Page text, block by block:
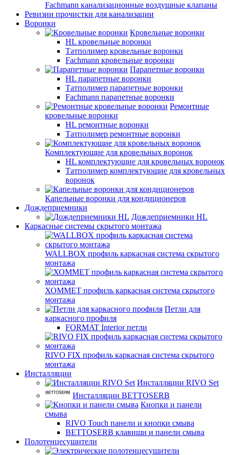
Fachmann канализационные воздушные клапаны
Ревизии прочистки для канализации
Воронки
Кровельные воронки
HL кровельные воронки
Татполимер кровельные воронки
Fachmann кровельные воронки
Парапетные воронки
HL парапетные воронки
Татполимер парапетные воронки
Fachmann парапетные воронки
Ремонтные
кровельные воронки
HL ремонтные воронки
Татполимер ремонтные воронки
Комплектующие для кровельных воронок
HL комплектующие для кровельных воронок
Татполимер комплектующие для кровельных
воронок
Капельные воронки для кондиционеров
Дождеприемники
Дождеприемники HL
Каркасные системы скрытого монтажа
WALLBOX профиль каркасная система скрытого
монтажа
ХОММЕТ профиль каркасная система скрытого
монтажа
Петли для
каркасного профиля
FORMAT Interior петли
RIVO FIX профиль каркасная система скрытого
монтажа
Инсталляции
Инсталляции RIVO Set
Инсталляции BETTOSERB
Кнопки и панели
смыва
RIVO Touch панели и кнопки смыва
BETTOSERB клавиши и панели смыва
Полотенцесушители